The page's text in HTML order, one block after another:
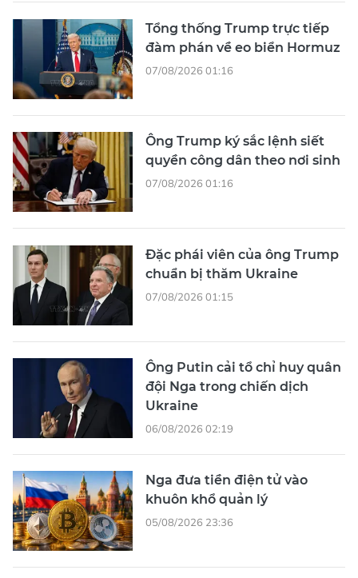
Tổng thống Trump trực tiếp
đàm phán về eo biển Hormuz
07/08/2026 01:16
Ông Trump ký sắc lệnh siết
quyền công dân theo nơi sinh
07/08/2026 01:16
Đặc phái viên của ông Trump
chuẩn bị thăm Ukraine
07/08/2026 01:15
Ông Putin cải tổ chỉ huy quân
đội Nga trong chiến dịch
Ukraine
06/08/2026 02:19
Nga đưa tiền điện tử vào
khuôn khổ quản lý
05/08/2026 23:36